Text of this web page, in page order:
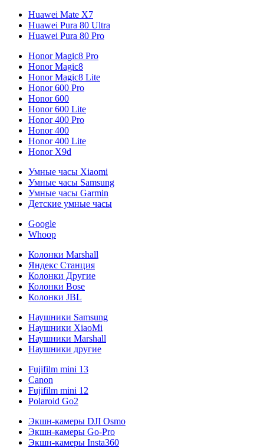
Huawei Mate X7
Huawei Pura 80 Ultra
Huawei Pura 80 Pro
Honor Magic8 Pro
Honor Magic8
Honor Magic8 Lite
Honor 600 Pro
Honor 600
Honor 600 Lite
Honor 400 Pro
Honor 400
Honor 400 Lite
Honor X9d
Умные часы Xiaomi
Умные часы Samsung
Умные часы Garmin
Детские умные часы
Google
Whoop
Колонки Marshall
Яндекс Станция
Колонки Другие
Колонки Bose
Колонки JBL
Наушники Samsung
Наушники XiaoMi
Наушники Marshall
Наушники другие
Fujifilm mini 13
Canon
Fujifilm mini 12
Polaroid Go2
Экшн-камеры DJI Osmo
Экшн-камеры Go-Pro
Экшн-камеры Insta360